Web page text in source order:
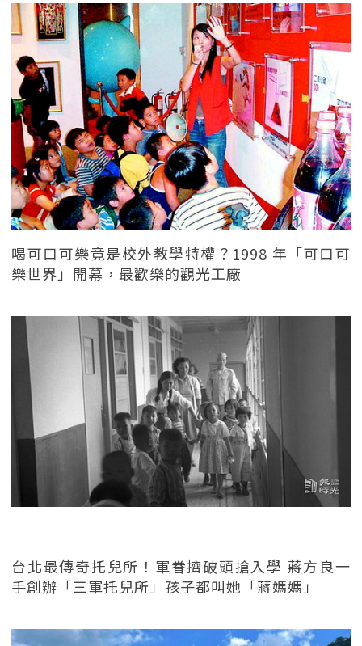
喝可口可樂竟是校外教學特權？1998 年「可口可
樂世界」開幕，最歡樂的觀光工廠
台北最傳奇托兒所！軍眷擠破頭搶入學 蔣方良一
手創辦「三軍托兒所」孩子都叫她「蔣媽媽」